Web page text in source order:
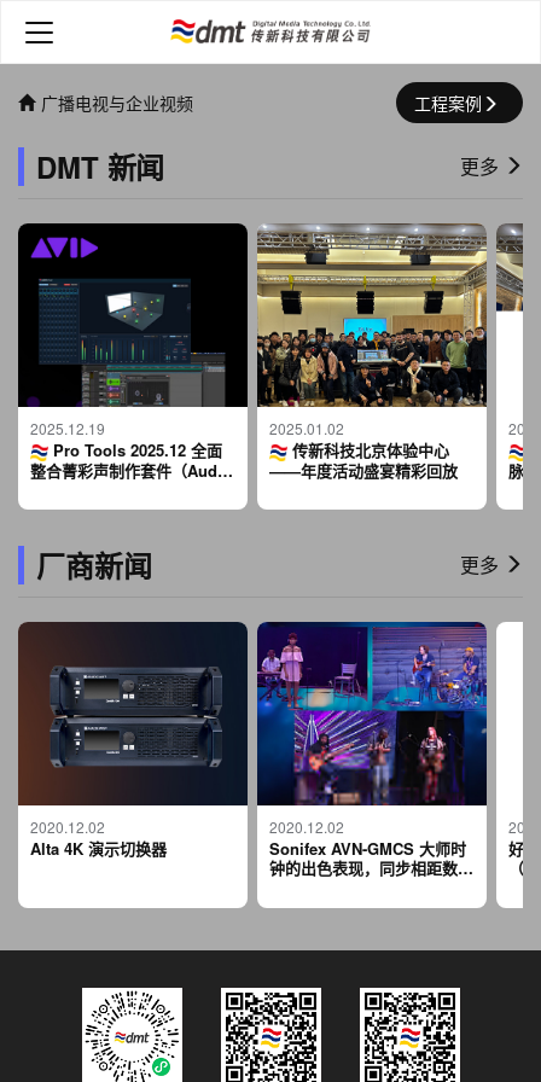
广播电视与企业视频 工程案例
DMT 新闻 更多
2025.12.19
Pro Tools 2025.12 全面
整合菁彩声制作套件（Audio
球发布！
2025.01.02
传新科技北京体验中心
——年度活动盛宴精彩回放
脉
厂商新闻 更多
2020.12.02
Alta 4K 演示切换器
2020.12.02
Sonifex AVN-GMCS 大师时
钟的出色表现，同步相距数百
如同站在一个舞台
好
（